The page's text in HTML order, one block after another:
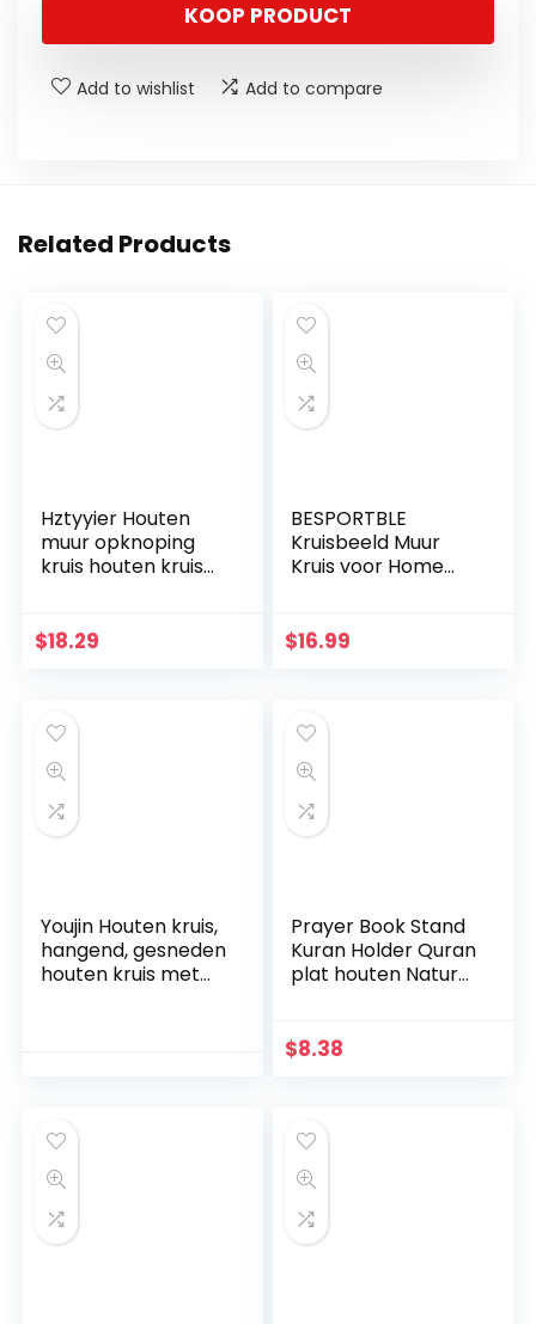
KOOP PRODUCT
Add to wishlist Add to compare
Related Products
Hztyyier Houten
muur opknoping
kruis houten kruis
kruis, Jezus Christus
$18.29
BESPORTBLE
Kruisbeeld Muur
Kruis voor Home
Kruisbeeld
$16.99
Youjin Houten kruis,
hangend, gesneden
houten kruis met
Prayer Book Stand
Kuran Holder Quran
plat houten Natural
Supplies
$8.38